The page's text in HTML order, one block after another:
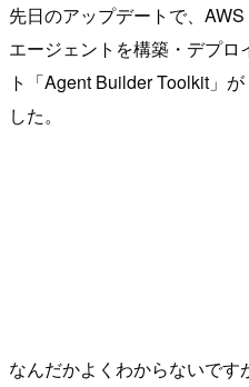
先日のアップデートで、
エージェントを構築・デプ
ト「Agent Builder Toolkit」
した。
なんだかよくわからないで